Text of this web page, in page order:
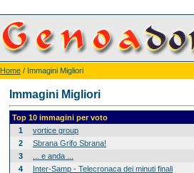
Home / Immagini Migliori
Immagini Migliori
Top 10 immagini per voto
1
vortice group
2
Sbrana Grifo Sbrana!
3
... e anda ...
4
Inter-Samp - Telecronaca dei minuti finali